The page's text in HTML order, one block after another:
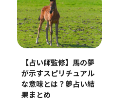
【占い師監修】馬の夢
が示すスピリチュアル
な意味とは？夢占い結
果まとめ